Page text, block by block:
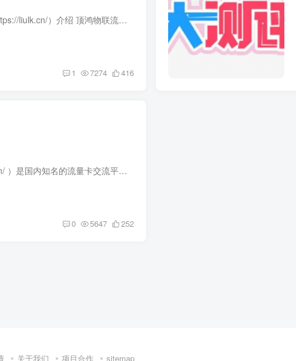
顶鸿物联流量卡批发官网（https://liulk.cn/）介绍 顶鸿物联流量卡批发官网是专业的物联网流量服务平台，通信难题别慌！企业个人通吃，顶鸿物联超全解决方案来救场～ 流量卡批发 ↑↑↑↑↑↑↑...
1 7274 416
顶鸿物联论坛（https://liulk.cn/ ）是国内知名的流量卡交流平台，以下为你详细介绍： 顶鸿物联有大量技术教程、流量卡物联卡测评等资源领域。汇聚众多流量卡爱好者，会员可交流经验、分享成果...
0 5647 252
关于我们 项目合作 sitemap